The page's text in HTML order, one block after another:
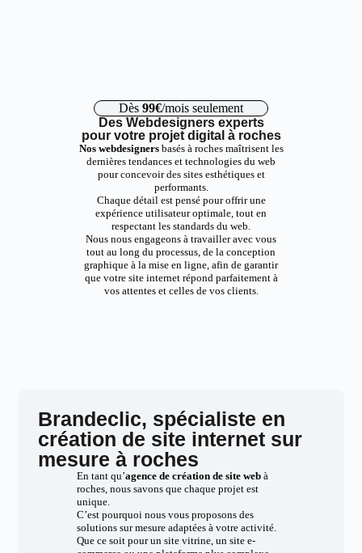
Dès 99€/mois seulement
Des Webdesigners experts
pour votre projet digital à roches
Nos webdesignersbasés à roches maîtrisent les
dernières tendances et technologies du web
pour concevoir des sites esthétiques et
performants.
Chaque détail est pensé pour offrir une
expérience utilisateur optimale, tout en
respectant les standards du web.
Nous nous engageons à travailler avec vous
tout au long du processus, de la conception
graphique à la mise en ligne, afin de garantir
que votre site internet répond parfaitement à
vos attentes et celles de vos clients.
Brandeclic, spécialiste en
création de site internet sur
mesure à roches
En tant qu’agence de création de site webà
roches, nous savons que chaque projet est
unique.
C’est pourquoi nous vous proposons des
solutions sur mesure adaptées à votre activité.
Que ce soit pour un site vitrine, un site e-